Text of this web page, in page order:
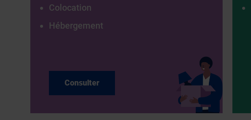
Colocation
Hébergement
Consulter